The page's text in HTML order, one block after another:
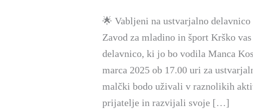
🌟 Vabljeni na ustvarjalno
Zavod za mladino in šport Krško
delavnico, ki jo bo vodila Manca
marca 2025 ob 17.00 uri za
malčki bodo uživali v raznolikih
prijatelje in razvijali svoje […]
ustvarjalna
delavnica
za
materinski
dan